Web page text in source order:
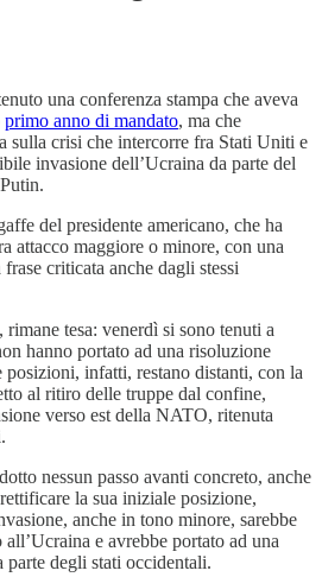
una conferenza stampa che aveva
primo anno di mandato, ma che
sulla crisi che intercorre fra Stati Uniti e
invasione dell’Ucraina da parte del
del presidente americano, che ha
attacco maggiore o minore, con una
criticata anche dagli stessi
tesa: venerdì si sono tenuti a
hanno portato ad una risoluzione
infatti, restano distanti, con la
al ritiro delle truppe dal confine,
verso est della NATO, ritenuta
nessun passo avanti concreto, anche
la sua iniziale posizione,
anche in tono minore, sarebbe
all’Ucraina e avrebbe portato ad una
parte degli stati occidentali.